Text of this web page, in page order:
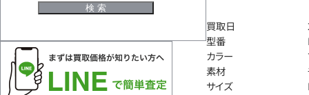
買取日
型番
カラー
素材
サイズ